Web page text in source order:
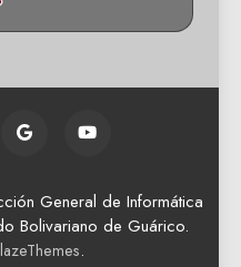
General de Informática
Bolivariano de Guárico.
.